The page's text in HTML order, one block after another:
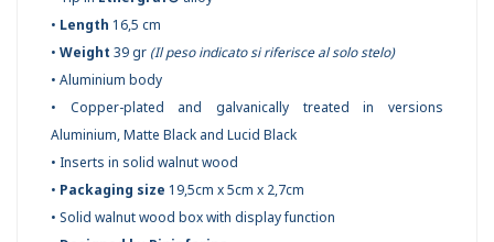
• Length 16,5 cm
• Weight 39 gr (Il peso indicato si riferisce al solo stelo)
• Aluminium body
• Copper-plated and galvanically treated in versions
Aluminium, Matte Black and Lucid Black
• Inserts in solid walnut wood
• Packaging size 19,5cm x 5cm x 2,7cm
• Solid walnut wood box with display function